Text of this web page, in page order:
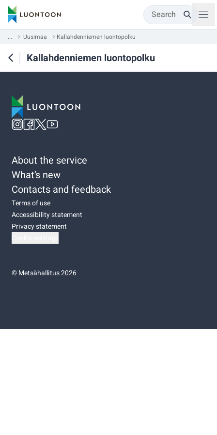
Search
... Uusimaa Kallahdenniemen luontopolku
Kallahdenniemen luontopolku
About the service
What’s new
Contacts and feedback
Terms of use
Accessibility statement
Privacy statement
©Metsähallitus 2026